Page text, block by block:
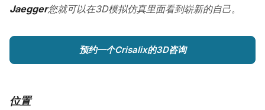
Jaegger您就可以在3D模拟仿真里面看到崭新的自己。
预约一个Crisalix的3D咨询
位置